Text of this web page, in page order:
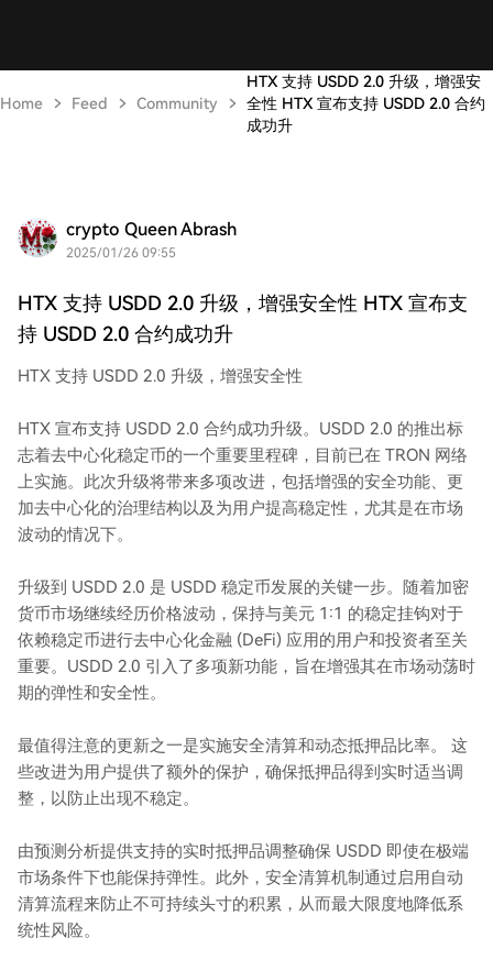
Home Feed Community
HTX 支持 USDD 2.0 升级，增强安
全性 HTX 宣布支持 USDD 2.0 合约
成功升
crypto Queen Abrash
2025/01/26 09:55
HTX 支持 USDD 2.0 升级，增强安全性 HTX 宣布支
持 USDD 2.0 合约成功升
HTX 支持 USDD 2.0 升级，增强安全性
HTX 宣布支持 USDD 2.0 合约成功升级。USDD 2.0 的推出标
志着去中心化稳定币的一个重要里程碑，目前已在 TRON 网络
上实施。此次升级将带来多项改进，包括增强的安全功能、更
加去中心化的治理结构以及为用户提高稳定性，尤其是在市场
波动的情况下。
升级到 USDD 2.0 是 USDD 稳定币发展的关键一步。随着加密
货币市场继续经历价格波动，保持与美元 1:1 的稳定挂钩对于
依赖稳定币进行去中心化金融 (DeFi) 应用的用户和投资者至关
重要。USDD 2.0 引入了多项新功能，旨在增强其在市场动荡时
期的弹性和安全性。
最值得注意的更新之一是实施安全清算和动态抵押品比率。 这
些改进为用户提供了额外的保护，确保抵押品得到实时适当调
整，以防止出现不稳定。
由预测分析提供支持的实时抵押品调整确保 USDD 即使在极端
市场条件下也能保持弹性。此外，安全清算机制通过启用自动
清算流程来防止不可持续头寸的积累，从而最大限度地降低系
统性风险。